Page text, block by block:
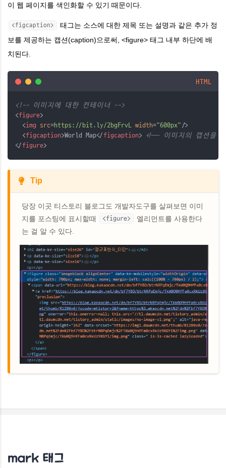
이 웹 페이지를 색인화할 수 있기 때문이다.
<figcaption>
태그는 소스에 대한 제목 또는 설명과 같은 추가 정
보를 제공하는 캡션(caption)으로써, <figure> 태그 내부 하단에 배
치된다.
HTML
<!-- 이미지에 대한 컨테이너 -->
<figure>
  <
img src=https://bit.ly/2bgFrvL width="600px" />
  <
figcaption>World Map</ figcaption>
<!-- 이미지의 캡션을
</ figure>
Tip
당장 이곳 티스토리 블로그도 개발자도구를 살펴보면 이미
지를 포스팅에 표시할때
<figure>
엘리먼트를 사용한다
는 걸 알 수 있다.
mark 태그